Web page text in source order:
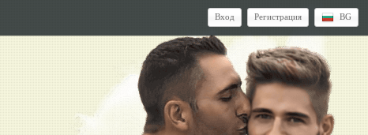
Вход Регистрация BG